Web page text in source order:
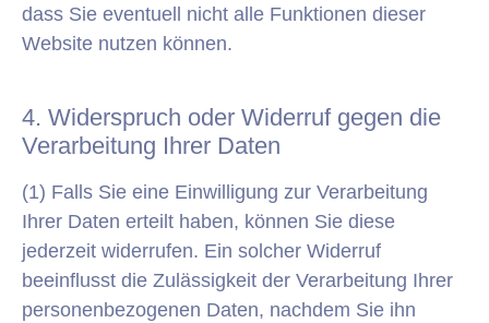
dass Sie eventuell nicht alle Funktionen dieser
Website nutzen können.
4. Widerspruch oder Widerruf gegen die
Verarbeitung Ihrer Daten
(1) Falls Sie eine Einwilligung zur Verarbeitung
Ihrer Daten erteilt haben, können Sie diese
jederzeit widerrufen. Ein solcher Widerruf
beeinflusst die Zulässigkeit der Verarbeitung Ihrer
personenbezogenen Daten, nachdem Sie ihn